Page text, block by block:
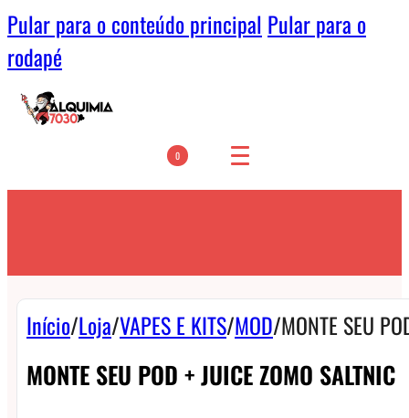
Pular para o conteúdo principal Pular para o
rodapé
0
Início/Loja/VAPES E KITS/MOD/MONTE SEU
MONTE SEU POD + JUICE ZOMO SALTNIC